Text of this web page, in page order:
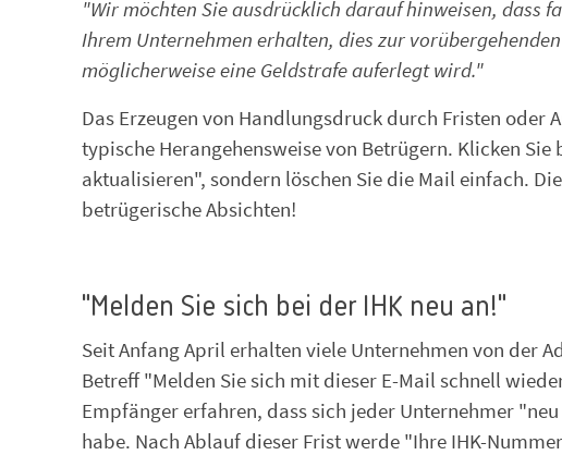
"Wir möchten Sie ausdrücklich darauf hinweisen, dass
Ihrem Unternehmen erhalten, dies zur
möglicherweise eine Geldstrafe auferlegt wird."
Das Erzeugen von Handlungsdruck durch Fristen
typische Herangehensweise von Betrügern. Klicken
aktualisieren", sondern löschen Sie die Mail einfach.
betrügerische Absichten!
"Melden Sie sich bei der IHK neu an!"
Seit Anfang April erhalten viele Unternehmen von der
Betreff "Melden Sie sich mit dieser E-Mail schnell
Empfänger erfahren, dass sich jeder Unternehmer
habe. Nach Ablauf dieser Frist werde "Ihre IHK-